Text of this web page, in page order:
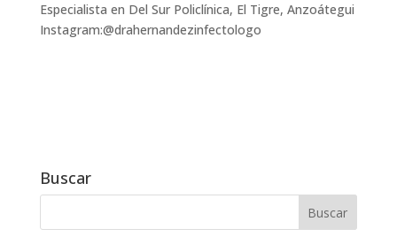
Especialista en Del Sur Policlínica, El Tigre, Anzoátegui
Instagram:@drahernandezinfectologo
Buscar